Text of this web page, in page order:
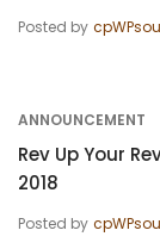
Posted by
ANNOUNCEMENT
Rev Up Your
2018
Posted by